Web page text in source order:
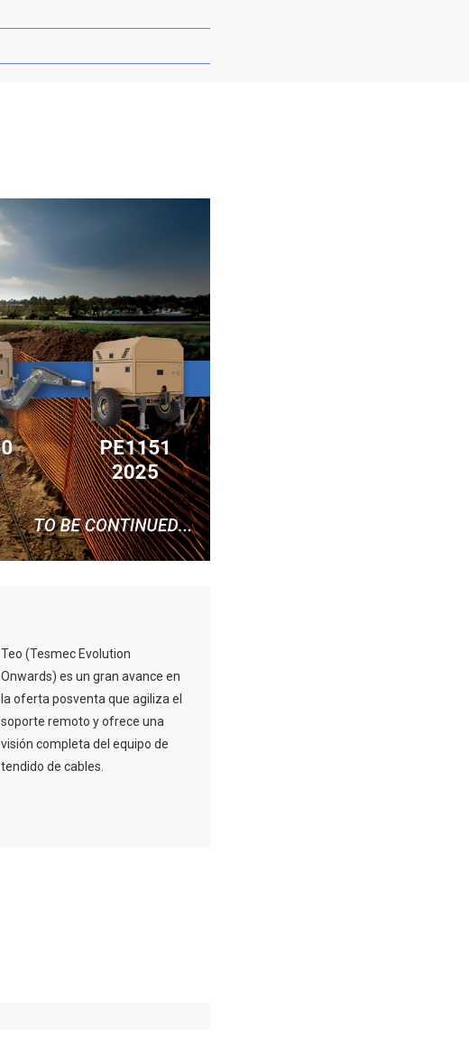
Teo (Tesmec Evolution
Onwards) es un gran avance en
la oferta posventa que agiliza el
soporte remoto y ofrece una
visión completa del equipo de
tendido de cables.